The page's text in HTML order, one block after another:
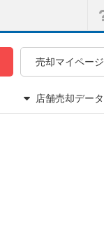
売却マイページ
店舗売却データ